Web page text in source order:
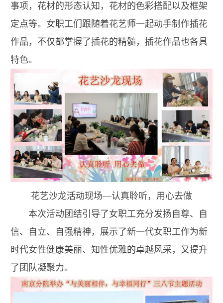
事项，花材的形态认知，花材的色彩搭配以及框架
定点等。女职工们跟随着花艺师一起动手制作插花
作品，不仅都掌握了插花的精髓，插花作品也各具
特色。
花艺沙龙活动现场—认真聆听，用心去做
本次活动团结引导了女职工充分发扬自尊、自
信、自立、自强精神，展示了新一代女职工作为新
时代女性健康美丽、知性优雅的卓越风采，又提升
了团队凝聚力。